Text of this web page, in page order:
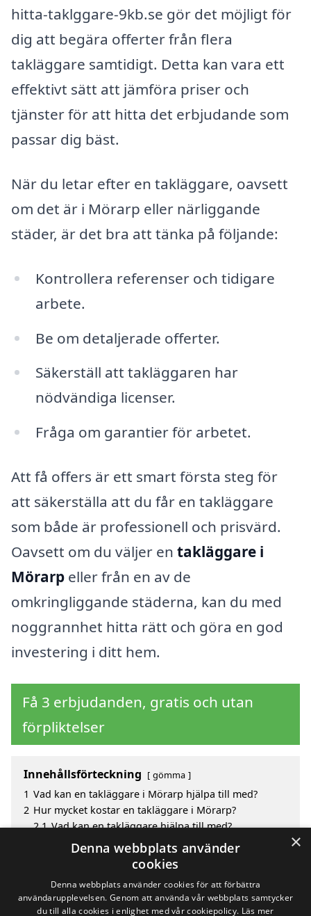
hitta-taklggare-9kb.se gör det möjligt för
dig att begära offerter från flera
takläggare samtidigt. Detta kan vara ett
effektivt sätt att jämföra priser och
tjänster för att hitta det erbjudande som
passar dig bäst.
När du letar efter en takläggare, oavsett
om det är i Mörarp eller närliggande
städer, är det bra att tänka på följande:
Kontrollera referenser och tidigare
arbete.
Be om detaljerade offerter.
Säkerställ att takläggaren har
nödvändiga licenser.
Fråga om garantier för arbetet.
Att få offers är ett smart första steg för
att säkerställa att du får en takläggare
som både är professionell och prisvärd.
Oavsett om du väljer en takläggare i
Mörarp eller från en av de
omkringliggande städerna, kan du med
noggrannhet hitta rätt och göra en god
investering i ditt hem.
Få 3 erbjudanden, gratis och utan
förpliktelser
Innehållsförteckning gömma
1 Vad kan en takläggare i Mörarp hjälpa till med?
2 Hur mycket kostar en takläggare i Mörarp?
2.1 Vad kan en takläggare hjälpa till med?
Fördelar med att välja takläggare i Mörarp
Sök efter en skicklig takläggare i de omgivande
×
Denna webbplats använder
cookies
Denna webbplats använder cookies för att förbättra
användarupplevelsen. Genom att använda vår webbplats samtycker
du till alla cookies i enlighet med vår cookiepolicy. Läs mer